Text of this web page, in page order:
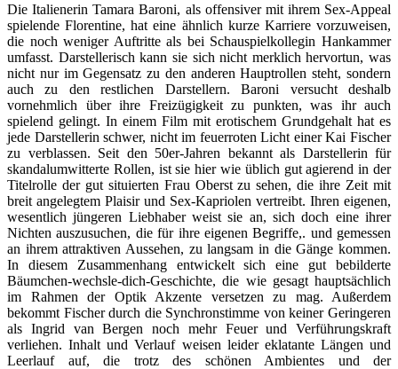
Die Italienerin Tamara Baroni, als offensiver mit ihrem Sex-Appeal
spielende Florentine, hat eine ähnlich kurze Karriere vorzuweisen,
die noch weniger Auftritte als bei Schauspielkollegin Hankammer
umfasst. Darstellerisch kann sie sich nicht merklich hervortun, was
nicht nur im Gegensatz zu den anderen Hauptrollen steht, sondern
auch zu den restlichen Darstellern. Baroni versucht deshalb
vornehmlich über ihre Freizügigkeit zu punkten, was ihr auch
spielend gelingt. In einem Film mit erotischem Grundgehalt hat es
jede Darstellerin schwer, nicht im feuerroten Licht einer Kai Fischer
zu verblassen. Seit den 50er-Jahren bekannt als Darstellerin für
skandalumwitterte Rollen, ist sie hier wie üblich gut agierend in der
Titelrolle der gut situierten Frau Oberst zu sehen, die ihre Zeit mit
breit angelegtem Plaisir und Sex-Kapriolen vertreibt. Ihren eigenen,
wesentlich jüngeren Liebhaber weist sie an, sich doch eine ihrer
Nichten auszusuchen, die für ihre eigenen Begriffe,. und gemessen
an ihrem attraktiven Aussehen, zu langsam in die Gänge kommen.
In diesem Zusammenhang entwickelt sich eine gut bebilderte
Bäumchen-wechsle-dich-Geschichte, die wie gesagt hauptsächlich
im Rahmen der Optik Akzente versetzen zu mag. Außerdem
bekommt Fischer durch die Synchronstimme von keiner Geringeren
als Ingrid van Bergen noch mehr Feuer und Verführungskraft
verliehen. Inhalt und Verlauf weisen leider eklatante Längen und
Leerlauf auf, die trotz des schönen Ambientes und der